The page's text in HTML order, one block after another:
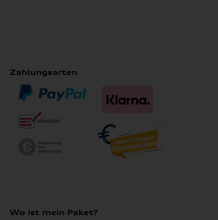
Zahlungsarten
Wo ist mein Paket?